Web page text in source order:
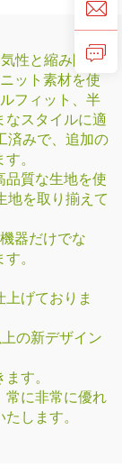
性と縮み防止
ット素材を使
フィット、半
なスタイルに適
済みで、追加の
。
品質な生地を使
地を取り揃えて
器だけでな
。
げておりま
の新デザイン
す。
常に非常に優れ
します。